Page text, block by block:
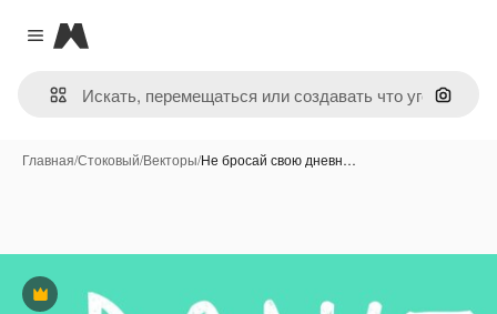
Close menu
Magnific
Поиск
Главная/Стоковый/Векторы/Не бросай свою дневн…
Премиум